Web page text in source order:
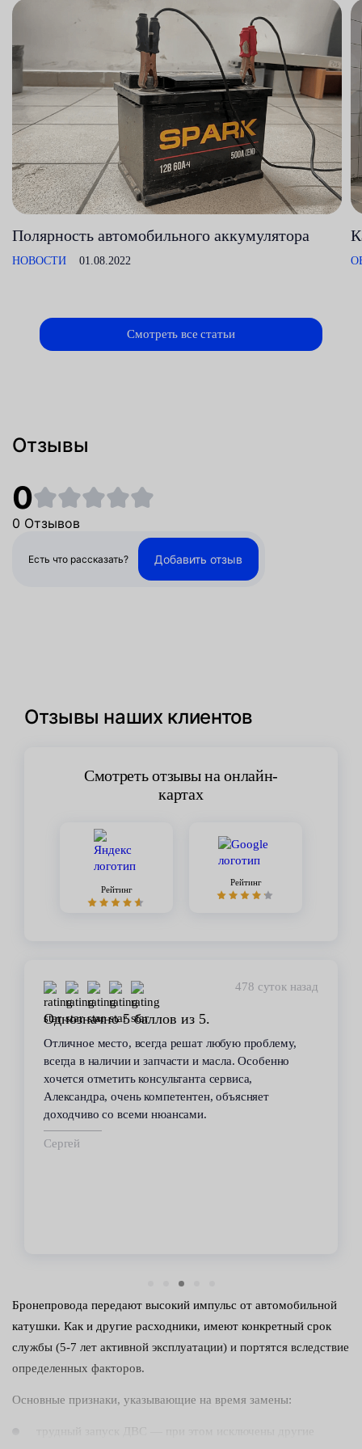
Полярность автомобильного аккумулятора
НОВОСТИ 01.08.2022
Смотреть все статьи
Отзывы
0
0 Отзывов
Есть что рассказать? Добавить отзыв
Отзывы наших клиентов
Смотреть отзывы на онлайн-
картах
Рейтинг
Рейтинг
478 суток назад
Однозначно 5 баллов из 5.
Отличное место, всегда решат любую проблему,
всегда в наличии и запчасти и масла. Особенно
хочется отметить консультанта сервиса,
Александра, очень компетентен, объясняет
доходчиво со всеми нюансами.
Сергей
Бронепровода передают высокий импульс от автомобильной
катушки. Как и другие расходники, имеют конкретный срок
службы (5-7 лет активной эксплуатации) и портятся вследствие
определенных факторов.
Основные признаки, указывающие на время замены:
трудный запуск ДВС — при этом исключены другие